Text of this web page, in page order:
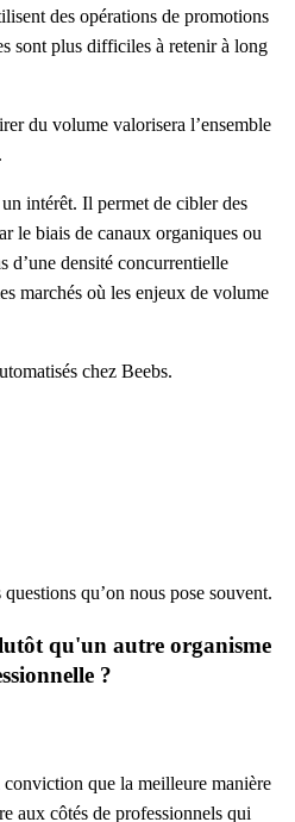
des opérations de promotions
sont plus difficiles à retenir à long
du volume valorisera l’ensemble
intérêt. Il permet de cibler des
le biais de canaux organiques ou
d’une densité concurrentielle
marchés où les enjeux de volume
chez Beebs.